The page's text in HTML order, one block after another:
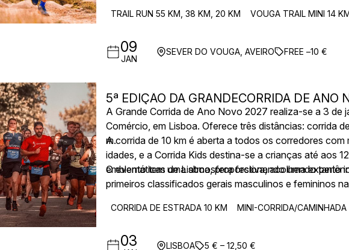
TRAIL RUN 55 KM, 38 KM, 20 KM VOUGA TRAIL MINI 14
09
JAN
SEVER DO VOUGA, AVEIRO FREE –10 €
5ª EDIÇÃO DA GRANDECORRIDA DE ANO
A Grande Corrida de Ano Novo 2027 realiza-se a 3 de
Comércio, em Lisboa. Oferece três distâncias: corrida
m.
A corrida de 10 km é aberta a todos os corredores
idades, e a Corrida Kids destina-se a crianças até aos
emblemáticas de Lisboa, proporcionando uma
O evento tem uma atmosfera festiva, acolhendo tanto
primeiros classificados gerais masculinos e femininos
CORRIDA DE ESTRADA 10 KM MINI-CORRIDA/CAMINHADA
03 LISBOA 5 € – 12,50 €